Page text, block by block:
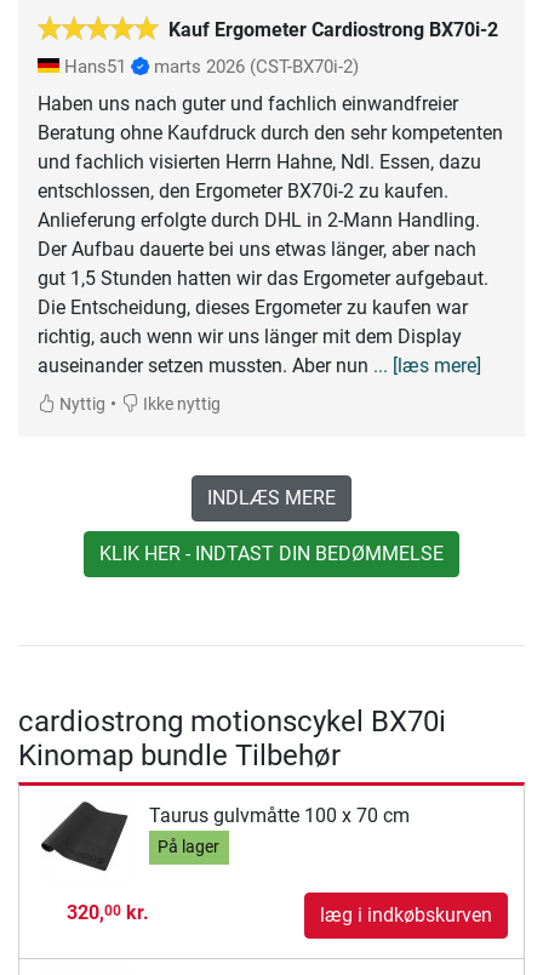
Kauf Ergometer Cardiostrong BX70i-2
Hans51 marts 2026 (CST-BX70i-2)
Haben uns nach guter und fachlich einwandfreier
Beratung ohne Kaufdruck durch den sehr kompetenten
und fachlich visierten Herrn Hahne, Ndl. Essen, dazu
entschlossen, den Ergometer BX70i-2 zu kaufen.
Anlieferung erfolgte durch DHL in 2-Mann Handling.
Der Aufbau dauerte bei uns etwas länger, aber nach
gut 1,5 Stunden hatten wir das Ergometer aufgebaut.
Die Entscheidung, dieses Ergometer zu kaufen war
richtig, auch wenn wir uns länger mit dem Display
auseinander setzen mussten. Aber nun ... [læs mere]
Nyttig • Ikke nyttig
INDLÆS MERE
KLIK HER - INDTAST DIN BEDØMMELSE
cardiostrong motionscykel BX70i
Kinomap bundle Tilbehør
Taurus gulvmåtte 100 x 70 cm
På lager
320,00kr. læg i indkøbskurven